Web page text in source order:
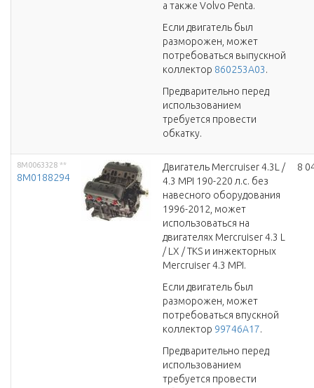
а также Volvo Penta.
Если двигатель был
разморожен, может
потребоваться выпускной
коллектор 860253A03.
Предварительно перед
использованием
требуется провести
обкатку.
8M0063328 **
8M0188294
Двигатель Mercruiser 4.3L /
4.3 MPI 190-220 л.с. без
навесного оборудования
1996-2012, может
использоваться на
двигателях Mercruiser 4.3 L
/ LX / TKS и инжекторных
Mercruiser 4.3 MPI.
Если двигатель был
разморожен, может
потребоваться впускной
коллектор 99746A17.
Предварительно перед
использованием
требуется провести
8